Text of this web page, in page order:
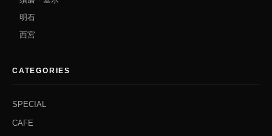
明石
西宮
CATEGORIES
SPECIAL
CAFE